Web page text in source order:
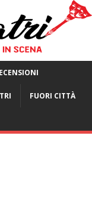
FUORI CITTÀ